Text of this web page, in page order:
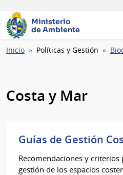
Ministerio
de Ambiente
Ruta
Inicio Políticas y Gestión
Costa y Mar
Guías de Gestión
Recomendaciones y criterios
gestión de los espacios